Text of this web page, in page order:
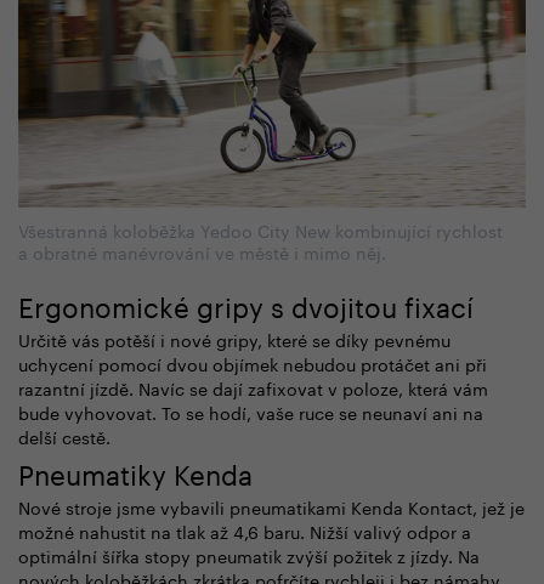
Všestranná koloběžka Yedoo City New kombinující rychlost
a obratné manévrování ve městě i mimo něj.
Ergonomické gripy s dvojitou fixací
Určitě vás potěší i nové gripy, které se díky pevnému
uchycení pomocí dvou objímek nebudou protáčet ani při
razantní jízdě. Navíc se dají zafixovat v poloze, která vám
bude vyhovovat. To se hodí, vaše ruce se neunaví ani na
delší cestě.
Pneumatiky Kenda
Nové stroje jsme vybavili pneumatikami Kenda Kontact, jež je
možné nahustit na tlak až 4,6 baru. Nižší valivý odpor a
optimální šířka stopy pneumatik zvýší požitek z jízdy. Na